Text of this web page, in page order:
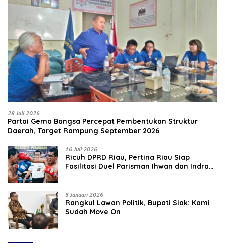
28 Juli 2026
Partai Gema Bangsa Percepat Pembentukan Struktur
Daerah, Target Rampung September 2026
16 Juli 2026
‎Ricuh DPRD Riau, Pertina Riau Siap
Fasilitasi Duel Parisman Ihwan dan Indra
8 Januari 2026
Rangkul Lawan Politik, Bupati Siak: Kami
Sudah Move On